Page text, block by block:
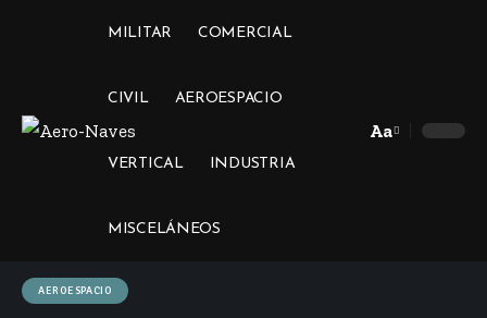
MILITAR COMERCIAL
CIVIL AEROESPACIO
VERTICAL INDUSTRIA
MISCELÁNEOS
Font
Aa
AEROESPACIO